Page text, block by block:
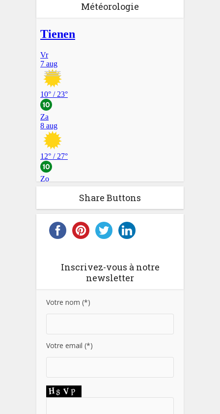
Météorologie
Share Buttons
Inscrivez-vous à notre
newsletter
Votre nom (*)
Votre email (*)